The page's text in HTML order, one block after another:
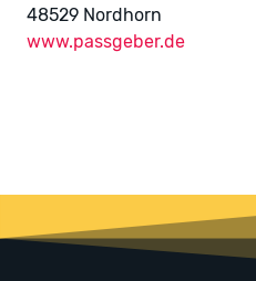
48529 Nordhorn
www.passgeber.de